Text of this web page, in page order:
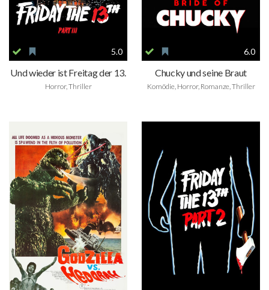
5.0
Und wieder ist Freitag der 13.
Horror, Thriller
6.0
Chucky und seine Braut
Komödie, Horror, Romanze, Thriller